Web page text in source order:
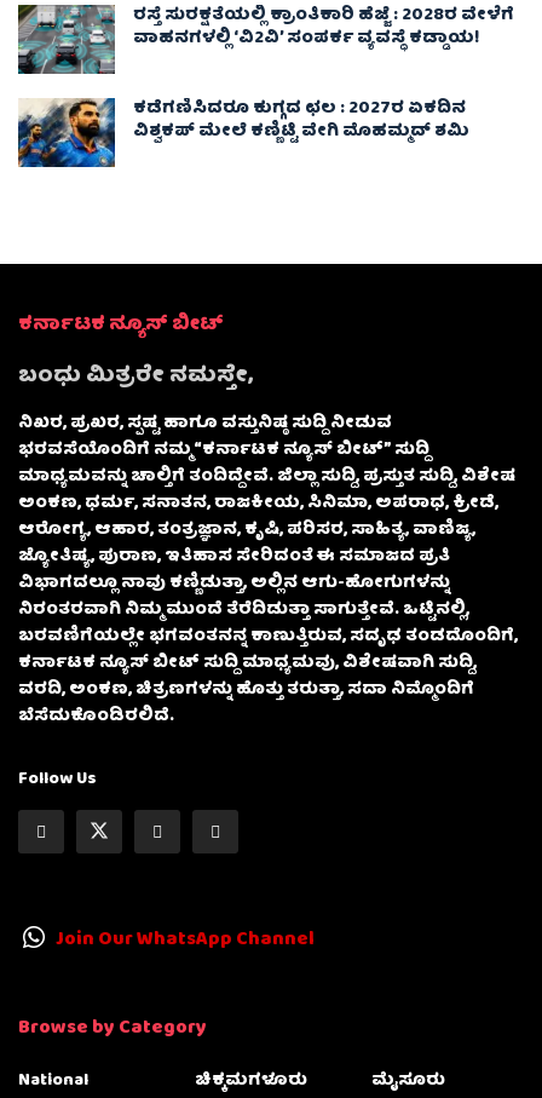
ರಸ್ತೆ ಸುರಕ್ಷತೆಯಲ್ಲಿ ಕ್ರಾಂತಿಕಾರಿ ಹೆಜ್ಜೆ : 2028ರ ವೇಳೆಗೆ
ವಾಹನಗಳಲ್ಲಿ ‘ವಿ2ವಿ’ ಸಂಪರ್ಕ ವ್ಯವಸ್ಥೆ ಕಡ್ಡಾಯ!
ಕಡೆಗಣಿಸಿದರೂ ಕುಗ್ಗದ ಛಲ : 2027ರ ಏಕದಿನ
ವಿಶ್ವಕಪ್‌ ಮೇಲೆ ಕಣ್ಣಿಟ್ಟಿ ವೇಗಿ ಮೊಹಮ್ಮದ್ ಶಮಿ
ಕರ್ನಾಟಕ ನ್ಯೂಸ್ ಬೀಟ್
ಬಂಧು ಮಿತ್ರರೇ ನಮಸ್ತೇ,
ನಿಖರ, ಪ್ರಖರ, ಸ್ಪಷ್ಟ ಹಾಗೂ ವಸ್ತುನಿಷ್ಠ ಸುದ್ದಿ ನೀಡುವ
ಭರವಸೆಯೊಂದಿಗೆ ನಮ್ಮ “ಕರ್ನಾಟಕ ನ್ಯೂಸ್ ಬೀಟ್” ಸುದ್ದಿ
ಮಾಧ್ಯಮವನ್ನು ಚಾಲ್ತಿಗೆ ತಂದಿದ್ದೇವೆ. ಜಿಲ್ಲಾ ಸುದ್ದಿ, ಪ್ರಸ್ತುತ ಸುದ್ದಿ, ವಿಶೇಷ
ಅಂಕಣ, ಧರ್ಮ, ಸನಾತನ, ರಾಜಕೀಯ, ಸಿನಿಮಾ, ಅಪರಾಧ, ಕ್ರೀಡೆ,
ಆರೋಗ್ಯ, ಆಹಾರ, ತಂತ್ರಜ್ಞಾನ, ಕೃಷಿ, ಪರಿಸರ, ಸಾಹಿತ್ಯ, ವಾಣಿಜ್ಯ,
ಜ್ಯೋತಿಷ್ಯ, ಪುರಾಣ, ಇತಿಹಾಸ ಸೇರಿದಂತೆ ಈ ಸಮಾಜದ ಪ್ರತಿ
ವಿಭಾಗದಲ್ಲೂ ನಾವು ಕಣ್ಣಿಡುತ್ತಾ, ಅಲ್ಲಿನ ಆಗು-ಹೋಗುಗಳನ್ನು
ನಿರಂತರವಾಗಿ ನಿಮ್ಮ ಮುಂದೆ ತೆರೆದಿಡುತ್ತಾ ಸಾಗುತ್ತೇವೆ. ಒಟ್ಟಿನಲ್ಲಿ,
ಬರವಣಿಗೆಯಲ್ಲೇ ಭಗವಂತನನ್ನ ಕಾಣುತ್ತಿರುವ, ಸದೃಢ ತಂಡದೊಂದಿಗೆ,
ಕರ್ನಾಟಕ ನ್ಯೂಸ್ ಬೀಟ್ ಸುದ್ದಿ ಮಾಧ್ಯಮವು, ವಿಶೇಷವಾಗಿ ಸುದ್ದಿ,
ವರದಿ, ಅಂಕಣ, ಚಿತ್ರಣಗಳನ್ನು ಹೊತ್ತು ತರುತ್ತಾ, ಸದಾ ನಿಮ್ಮೊಂದಿಗೆ
ಬೆಸೆದುಕೊಂಡಿರಲಿದೆ.
Follow Us
Join Our WhatsApp Channel
Browse by Category
National
ಚಿಕ್ಕಮಗಳೂರು
ಮೈಸೂರು